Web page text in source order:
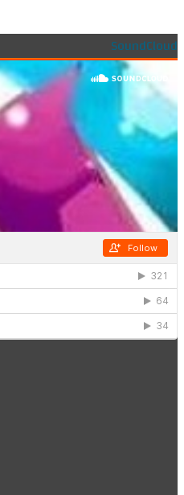
SoundCloud